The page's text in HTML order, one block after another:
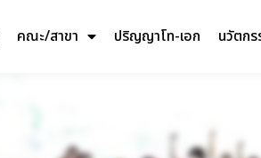
คณะ/สาขา ปริญญาโท-เอก นวัตกร